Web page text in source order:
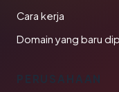
Cara kerja
Domain yang baru
PERUSAHAAN